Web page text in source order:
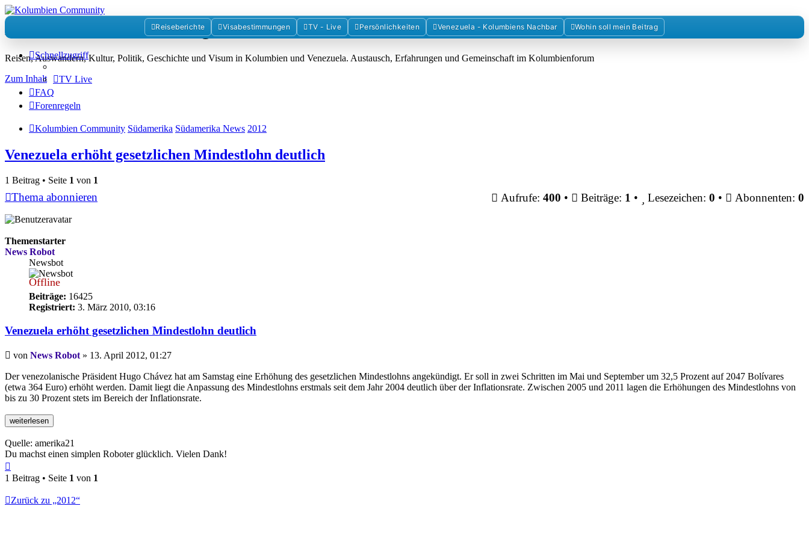
Kolumbienforum - Das grosse Forum der Freunde Kolumbiens
Reisen, Auswandern, Kultur, Politik, Geschichte und Visum in Kolumbien und Venezuela. Austausch, Erfahrungen und Gemeinschaft im Kolumbienforum
Zum Inhalt
Reiseberichte Visabestimmungen TV - Live Persönlichkeiten Venezuela - Kolumbiens Nachbar Wohin soll mein Beitrag
Schnellzugriff
TV Live
FAQ
Forenregeln
Kolumbien Community Südamerika Südamerika News 2012
Venezuela erhöht gesetzlichen Mindestlohn deutlich
1 Beitrag • Seite 1 von 1
Thema abonnieren Aufrufe: 400 • Beiträge: 1 • Lesezeichen: 0 • Abonnenten: 0
Themenstarter
News Robot
Newsbot
Offline
Beiträge: 16425
Registriert: 3. März 2010, 03:16
Venezuela erhöht gesetzlichen Mindestlohn deutlich
Beitrag
von News Robot » 13. April 2012, 01:27
Der venezolanische Präsident Hugo Chávez hat am Samstag eine Erhöhung des gesetzlichen Mindestlohns angekündigt. Er soll in zwei Schritten im Mai und September um 32,5 Prozent auf 2047 Bolívares
(etwa 364 Euro) erhöht werden. Damit liegt die Anpassung des Mindestlohns erstmals seit dem Jahr 2004 deutlich über der Inflationsrate. Zwischen 2005 und 2011 lagen die Erhöhungen des Mindestlohns von
bis zu 30 Prozent stets im Bereich der Inflationsrate.
Quelle: amerika21
Du machst einen simplen Roboter glücklich. Vielen Dank!
oben
1 Beitrag • Seite 1 von 1
Zurück zu „2012“